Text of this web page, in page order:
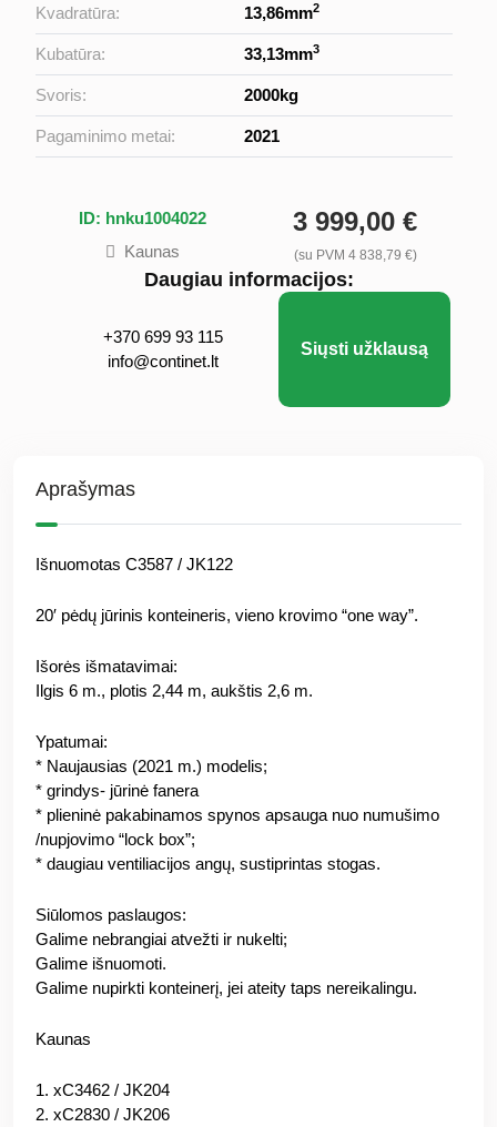
Kvadratūra: 13,86mm2
Kubatūra: 33,13mm3
Svoris: 2000kg
Pagaminimo metai: 2021
ID: hnku1004022
Kaunas
3 999,00 €
(su PVM 4 838,79 €)
Daugiau informacijos:
+370 699 93 115
info@continet.lt
Siųsti užklausą
Aprašymas
Išnuomotas C3587 / JK122
20′ pėdų jūrinis konteineris, vieno krovimo “one way”.
Išorės išmatavimai:
Ilgis 6 m., plotis 2,44 m, aukštis 2,6 m.
Ypatumai:
* Naujausias (2021 m.) modelis;
* grindys- jūrinė fanera
* plieninė pakabinamos spynos apsauga nuo numušimo
/nupjovimo “lock box”;
* daugiau ventiliacijos angų, sustiprintas stogas.
Siūlomos paslaugos:
Galime nebrangiai atvežti ir nukelti;
Galime išnuomoti.
Galime nupirkti konteinerį, jei ateity taps nereikalingu.
Kaunas
1. xC3462 / JK204
2. xC2830 / JK206